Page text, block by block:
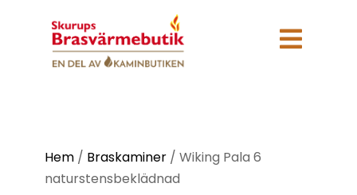

Hem / Braskaminer / Wiking Pala 6
naturstensbeklädnad